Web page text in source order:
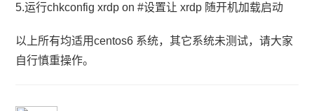
5.运行chkconfig xrdp on #设置让 xrdp 随开机加载启动
以上所有均适用centos6 系统，其它系统未测试，请大家
自行慎重操作。